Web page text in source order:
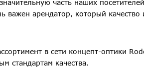
часть наших
важен арендатор, который качество
в сети концепт-оптики
стандартам качества.